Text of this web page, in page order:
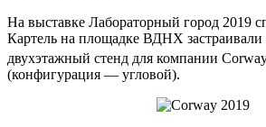
На выставке Лабораторный город 2019
Картель на площадке ВДНХ
двухэтажный стенд для компании
(конфигурация — угловой).